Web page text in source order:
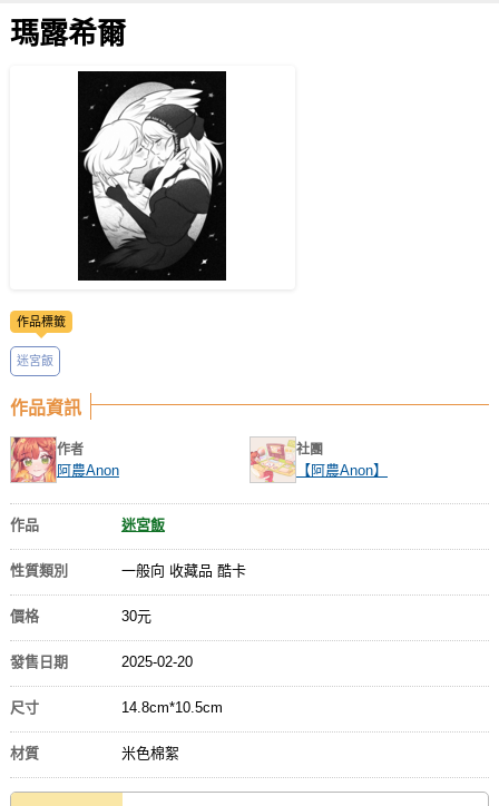
會員中心
註冊會員
登入
瑪露希爾
作品標籤
迷宮飯
作品資訊
作者
阿農Anon
社團
【阿農Anon】
作品 迷宮飯
性質類別 一般向 收藏品 酷卡
價格 30元
發售日期 2025-02-20
尺寸 14.8cm*10.5cm
材質 米色棉絮